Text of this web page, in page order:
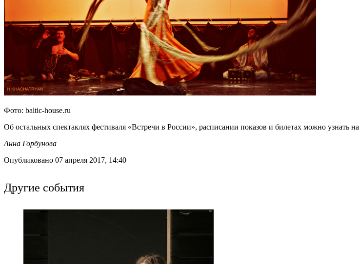
Фото: baltic-house.ru
Об остальных спектаклях фестиваля «Встречи в России», расписании показов и билетах можно узнать на
Анна Горбунова
Опубликовано 07 апреля 2017, 14:40
Другие события